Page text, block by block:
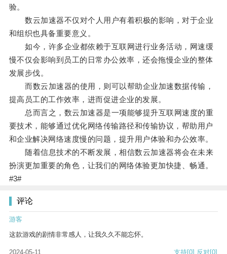
验。
数云加速器不仅对个人用户有着积极的影响，对于企业
和组织也具备重要意义。
如今，许多企业都依赖于互联网进行业务活动，网速缓
慢不仅会影响到员工的日常办公效率，还会拖慢企业的整体
发展步伐。
而数云加速器的使用，则可以帮助企业加速数据传输，
提高员工的工作效率，进而促进企业的发展。
总而言之，数云加速器是一项能够提升互联网速度的重
要技术，能够通过优化网络传输路径和传输协议，帮助用户
和企业解决网络速度慢的问题，提升用户体验和办公效率。
随着信息技术的不断发展，相信数云加速器将会在未来
扮演更加重要的角色，让我们的网络体验更加快捷、畅通。
#3#
评论
游客
这款游戏的剧情非常感人，让我久久不能忘怀。
2024-05-11 支持[0] 反对[0]